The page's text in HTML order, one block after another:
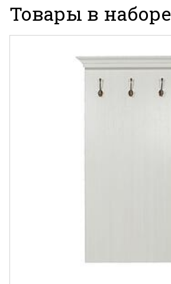
Товары в наборе